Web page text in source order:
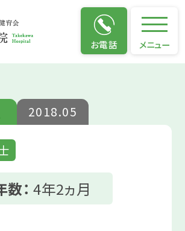
お電話 メニュー
りがい
2018.05
数：4年2ヵ月